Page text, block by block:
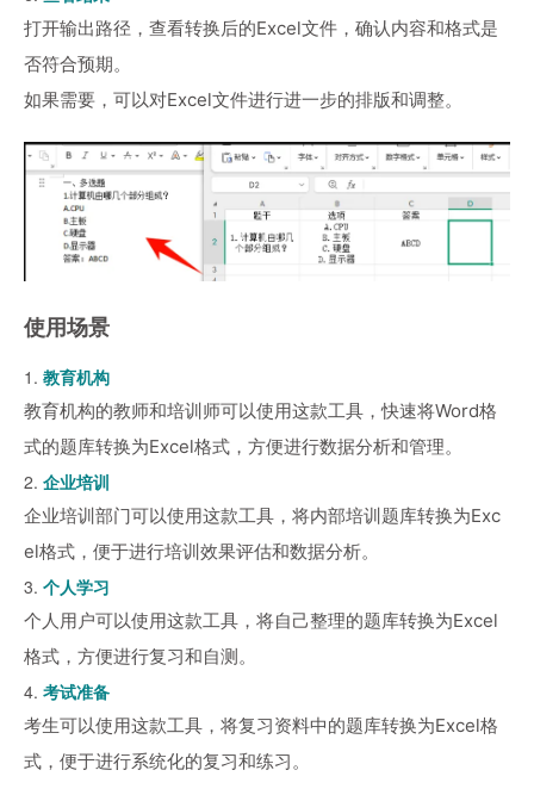
打开输出路径，查看转换后的Excel文件，确认内容和格式是
否符合预期。
如果需要，可以对Excel文件进行进一步的排版和调整。
使用场景
1. 教育机构
教育机构的教师和培训师可以使用这款工具，快速将Word格
式的题库转换为Excel格式，方便进行数据分析和管理。
2. 企业培训
企业培训部门可以使用这款工具，将内部培训题库转换为Exc
el格式，便于进行培训效果评估和数据分析。
3. 个人学习
个人用户可以使用这款工具，将自己整理的题库转换为Excel
格式，方便进行复习和自测。
4. 考试准备
考生可以使用这款工具，将复习资料中的题库转换为Excel格
式，便于进行系统化的复习和练习。